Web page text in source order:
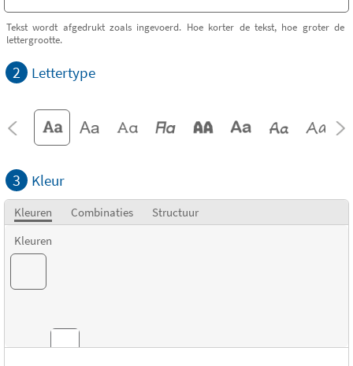
Tekst wordt afgedrukt zoals ingevoerd. Hoe korter de tekst, hoe groter de
lettergrootte.
2 Lettertype
3 Kleur
Kleuren Combinaties
Structuur
Kleuren